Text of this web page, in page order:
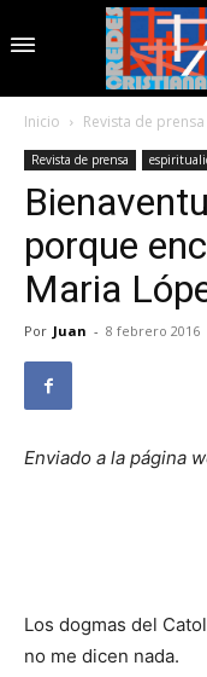
Inicio Revista de prensa
Revista de prensa
porque
Maria
Por Juan - 8 febrero 2016
Enviado a la página
Los dogmas del
no me dicen nada.